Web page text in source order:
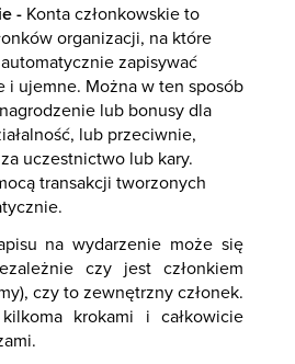
- Konta członkowskie to
organizacji, na które
zapisywać
i ujemne. Można w ten sposób
lub bonusy dla
lub przeciwnie,
uczestnictwo lub kary.
transakcji tworzonych
na wydarzenie może się
czy jest członkiem
czy to zewnętrzny członek.
krokami i całkowicie